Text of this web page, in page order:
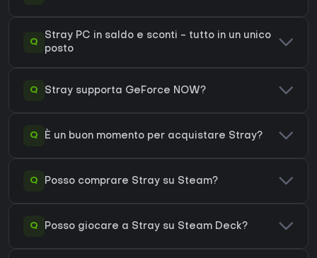
Q
Stray PC in saldo e sconti - tutto in un unico
posto
Q Stray supporta GeForce NOW?
Q È un buon momento per acquistare Stray?
Q Posso comprare Stray su Steam?
Q Posso giocare a Stray su Steam Deck?